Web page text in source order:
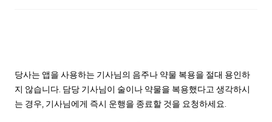
당사는 앱을 사용하는 기사님의 음주나 약물 복용을 절대 용인하
지 않습니다. 담당 기사님이 술이나 약물을 복용했다고 생각하시
는 경우, 기사님에게 즉시 운행을 종료할 것을 요청하세요.